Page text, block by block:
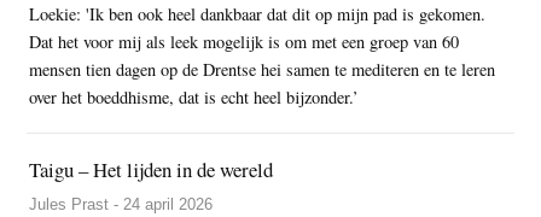
Loekie: 'Ik ben ook heel dankbaar dat dit op mijn pad is gekomen.
Dat het voor mij als leek mogelijk is om met een groep van 60
mensen tien dagen op de Drentse hei samen te mediteren en te leren
over het boeddhisme, dat is echt heel bijzonder.’
Taigu – Het lijden in de wereld
Jules Prast - 24 april 2026